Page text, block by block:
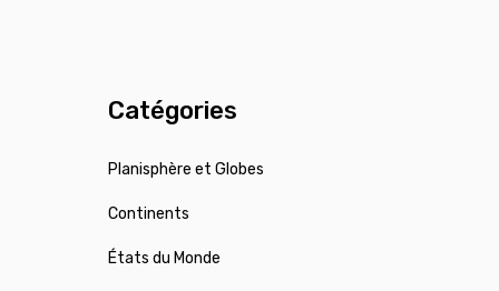
Catégories
Planisphère et Globes
Continents
États du Monde